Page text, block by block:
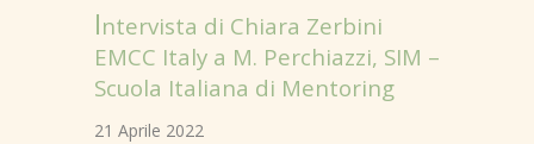
Intervista di Chiara Zerbini
EMCC Italy a M. Perchiazzi, SIM –
Scuola Italiana di Mentoring
21 Aprile 2022